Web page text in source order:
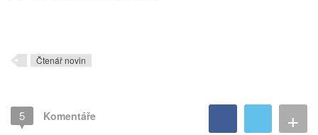
Čtenář novin
5 Komentáře +